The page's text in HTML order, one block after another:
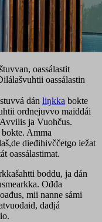
oassálastit
oassálastin
dán liŋkka bokte
ordnejuvvo maiddái
ja Vuohčus.
Amma
dieđihivččetgo iežat
oassálastimat.
boddu, ja dán
Ođđa
mii nanne sámi
dadjá